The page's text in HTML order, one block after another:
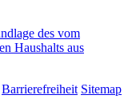
des vom
Haushalts aus
Barrierefreiheit Sitemap